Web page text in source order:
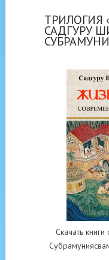
ТРИЛОГИЯ
САДГУРУ
Скачать